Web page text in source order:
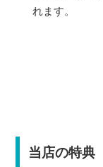
れます。
当店の特典